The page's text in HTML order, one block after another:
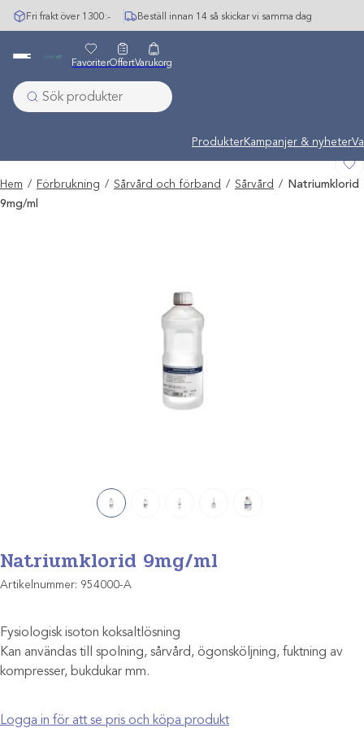
Hoppa
till
Fri frakt över 1300:- Beställ innan 14 så skickar vi samma dag
Undermeny stängd:
ProdukterKampanjer & nyheter
FavoriterOffertVarukorg
Hem / Förbrukning / Sårvård och förband / Sårvård / Natriumklorid
9mg/ml
Natriumklorid 9mg/ml
Artikelnummer: 954000-A
Fysiologisk isoton koksaltlösning
Kan användas till spolning, sårvård, ögonsköljning, fuktning av
kompresser, bukdukar mm.
Logga in för att se pris och köpa produkt